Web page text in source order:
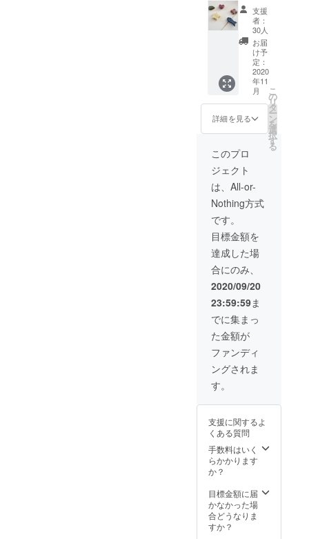
はイ
メージ
です。
実際と
は若干
異なる
場合が
ござい
ますこ
了承く
ださ
送りさ
せてい
ただき
ます。
※蜜蝋や
顔料と
なって
いる各
原料に
ギーの
ある方
用をお
ださ
い。 ※
エコ
バッグ
イメー
ジで
す。実
若干異
なる場
合がご
ざいま
すこと
をご了
承くだ
さい。
にてご
発送く
ださ
い。
（発送
料金は
ご負担
をお願
いいた
しま
す） ・
ジナル
バッグ
にクレ
ぬりえ
イロン
をかけ
ると蜜
蝋の成
分が溶
が定着
しま
す。 ・
ご支援
へのお
礼の
メッ
て、お
送りさ
せてい
ただき
ます。
※蜜蝋や
ギーの
ある方
はご使
へのお
礼の
メッ
セージ
を添え
て、お
送りさ
せてい
ただき
ます。
内容 ・
ヨン4色
セット
（赤
土、シ
マ桑、
コー
ゴー）
・東マ
ンゴー
園のハ
チミツ
（200g
）1個
・東マ
ンゴー
園のマ
ンゴー
コン
フィ
（200g
・ノア
コー
ヒーの
ドリッ
バッグ4
袋 ・ノ
アコー
ど】サ
ンプル
品◆ 本
プロ
ジェク
トで商
品化を
目指し
ていま
す！発
売開始
前のサ
ンプル
品をお
届けさ
せてい
ただき
ます。
アン
させて
いただ
きます
ので、
使用感
や感想
などを
お聞か
せいた
だけれ
ば幸い
です。
ご支援
メッ
を添え
て、お
送りさ
せてい
ただき
※ジャガ
イモで
ん粉や
蜜蝋、
支援
者：
30人
お届
け予
定：
2020
年11
月
詳細を見る
こ
の
リ
タ
ー
ン
を
選
択
す
る
このプロ
ジェクト
は、All-or-
Nothing方式
です。
目標金額を
達成した場
合にのみ、
2020/09/20
23:59:59ま
でに集まっ
た金額が
ファンディ
ングされま
す。
支援に関するよ
くある質問
手数料はいく
らかかります
か？
目標金額に届
かなかった場
合どうなりま
すか？